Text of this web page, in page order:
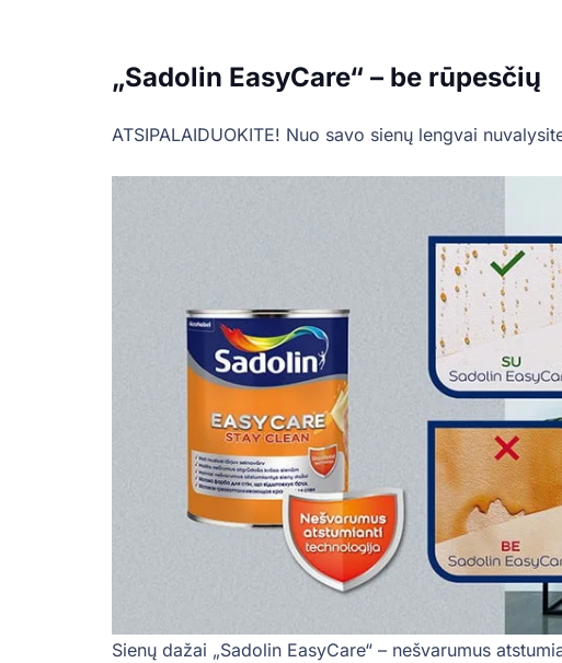
„Sadolin EasyCare“ – be rūpesčių
ATSIPALAIDUOKITE! Nuo savo sienų lengvai
Sienų dažai „Sadolin EasyCare“ – nešvarumus